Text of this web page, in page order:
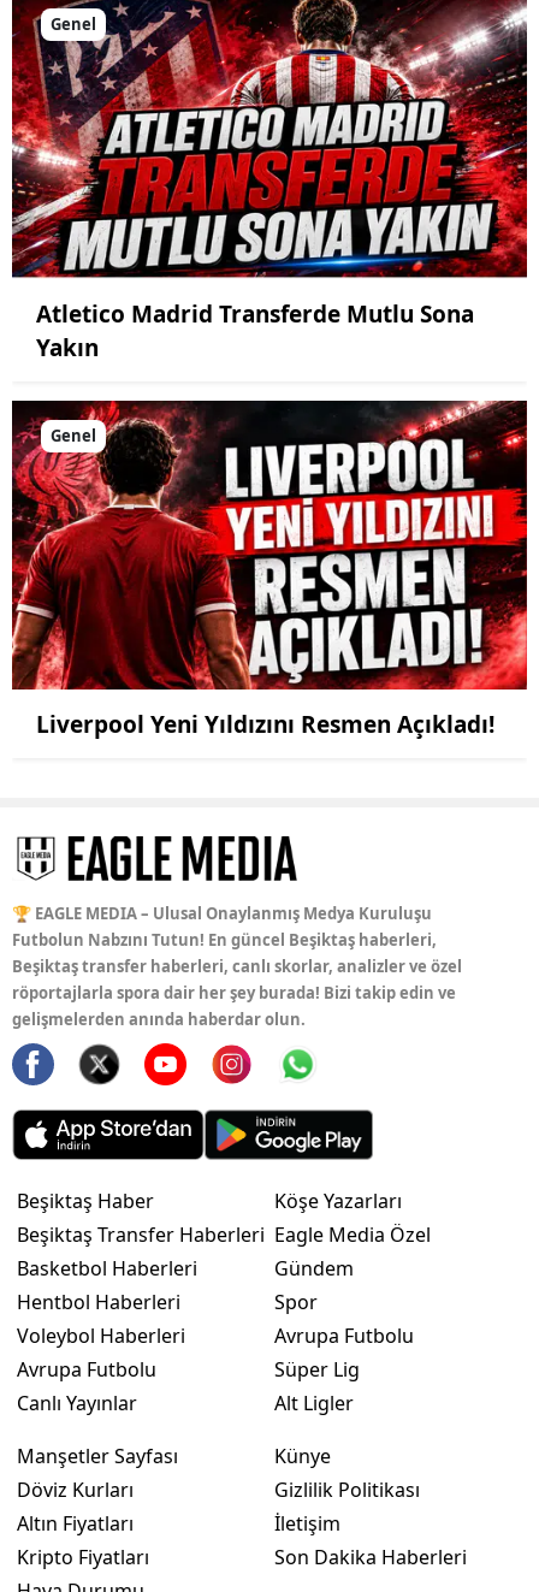
Genel
Atletico Madrid Transferde Mutlu Sona
Yakın
Genel
Liverpool Yeni Yıldızını Resmen Açıkladı!
🏆 EAGLE MEDIA – Ulusal Onaylanmış Medya Kuruluşu
Futbolun Nabzını Tutun! En güncel Beşiktaş haberleri,
Beşiktaş transfer haberleri, canlı skorlar, analizler ve özel
röportajlarla spora dair her şey burada! Bizi takip edin ve
gelişmelerden anında haberdar olun.
Beşiktaş Haber
Beşiktaş Transfer Haberleri
Basketbol Haberleri
Hentbol Haberleri
Voleybol Haberleri
Avrupa Futbolu
Canlı Yayınlar
Köşe Yazarları
Eagle Media Özel
Gündem
Spor
Avrupa Futbolu
Süper Lig
Alt Ligler
Manşetler Sayfası
Döviz Kurları
Altın Fiyatları
Kripto Fiyatları
Künye
Gizlilik Politikası
İletişim
Son Dakika Haberleri